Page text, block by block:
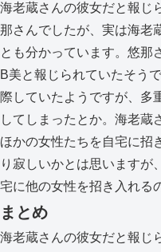
海老蔵さんの彼女だと報じ
那さんでしたが、実は海老
とも分かっています。悠那
B美と報じられていたそう
際していたようですが、多
してしまったとか。海老蔵
ほかの女性たちを自宅に招
り寂しいかとは思いますが
宅に他の女性を招き入れる
まとめ
海老蔵さんの彼女だと報じ